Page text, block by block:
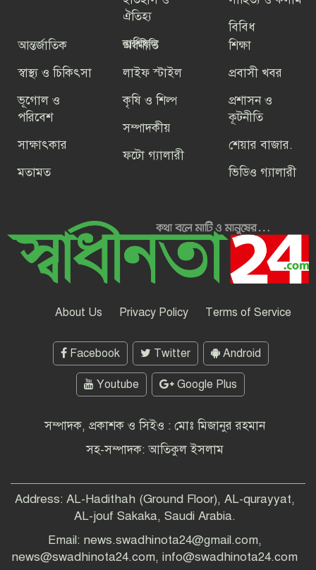
আইসিসি ওয়ানডে র‌্যাংকিংয়ে নবম স্থানে
বাংলাদেশ
বিএনপি এবং ১১ টি অঙ্গ ও সহযোগী
সংগঠন অবৈধ
গণতন্ত্রকে প্রাতিষ্ঠানিক রূপ দিতে ঐক্য
ফিরে দেখা-৪ জুলাই২৪ : ,উত্তাল সব
বিশ্ববিদ্যালয়,সারাদেশে ছাত্র ধর্মঘটের ডাক
শিক্ষাঙ্গন, বিভিন্ন স্থানে সড়ক ও রেলপথ
অবরোধ
উইমেন’স এশিয়ান কাপের বাছাইয়ে উড়ন্ত
সূচনা বাংলাদেশের -বাহরাইনকে উড়িয়ে
বাছাই পর্ব শুরু
শ্রীলংকাকে ৪৫৮ রানে অলআউট করেছে
সারাদেশে এইচএসসি ও সমমান পরীক্ষা
শুরু
পরিবেশ সুরক্ষায় প্লাস্টিক বর্জনের আহ্বান
ঐতিহ্য
রাশিফল
বিবিধ
আন্তর্জাতিক
স্বাস্থ্য ও চিকিৎসা
ভূগোল ও
পরিবেশ
সাক্ষাৎকার
মতামত
অর্থনীতি
লাইফ স্টাইল
কৃষি ও শিল্প
সম্পাদকীয়
ফটো গ্যালারী
শিক্ষা
প্রবাসী খবর
প্রশাসন ও
কূটনীতি
শেয়ার বাজার.
ভিডিও গ্যালারী
About Us Privacy Policy Terms of Service
Facebook Twitter Android
Youtube Google Plus
সম্পাদক, প্রকাশক ও সিইও : মোঃ মিজানুর রহমান
সহ-সম্পাদক: আতিকুল ইসলাম
Address: AL-Hadithah (Ground Floor), AL-qurayyat,
AL-jouf Sakaka, Saudi Arabia.
Email: news.swadhinota24@gmail.com,
news@swadhinota24.com, info@swadhinota24.com